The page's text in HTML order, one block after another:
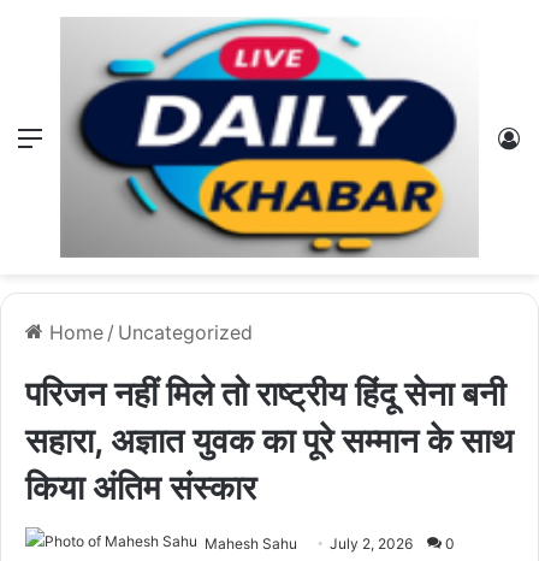
Menu
Home / Uncategorized
परिजन नहीं मिले तो राष्ट्रीय हिंदू सेना बनी
सहारा, अज्ञात युवक का पूरे सम्मान के साथ
किया अंतिम संस्कार
Mahesh Sahu July 2, 2026 0